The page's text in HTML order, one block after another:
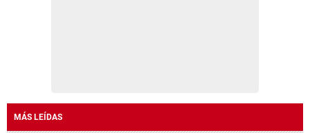
MÁS LEÍDAS